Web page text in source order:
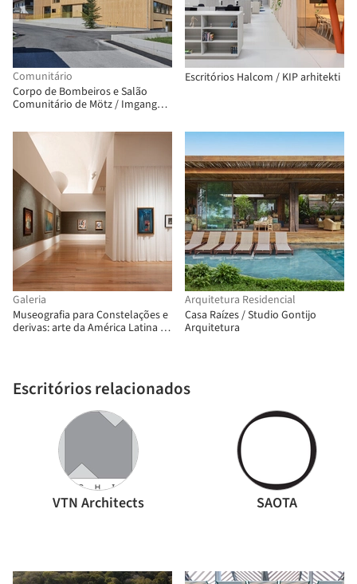
Comunitário
Corpo de Bombeiros e Salão
Comunitário de Mötz / Imgang
Escritórios Halcom / KIP arhitekti
Galeria
Museografia para Constelações e
derivas: arte da América Latina na
Escritórios relacionados
VTN Architects SAOTA
Arquitetura Residencial
Casa Raízes / Studio Gontijo
Arquitetura